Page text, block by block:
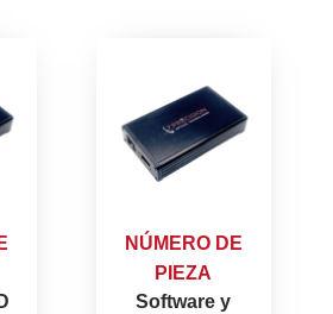
NÚMERO DE
PIEZA
Software y